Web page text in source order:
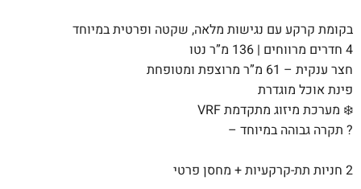
בקומת קרקע עם נגישות מלאה, שקטה ופרטית במיוחד
4 חדרים מרווחים | 136 מ”ר נטו
חצר ענקית – 61 מ”ר מרוצפת ומטופחת
פינת אוכל מוגדרת
❄️ מערכת מיזוג מתקדמת VRF
?️ תקרה גבוהה במיוחד –
2 חניות תת-קרקעיות + מחסן פרטי